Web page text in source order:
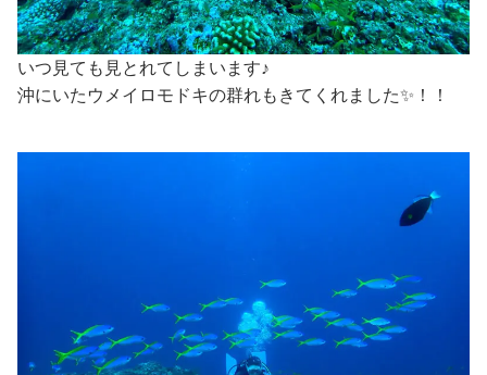
いつ見ても見とれてしまいます♪
沖にいたウメイロモドキの群れもきてくれました✨！！